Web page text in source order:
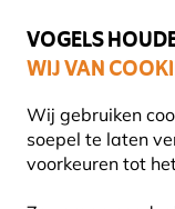
VOGELS
WIJ VAN
Wij gebruiken
soepel te laten
voorkeuren tot